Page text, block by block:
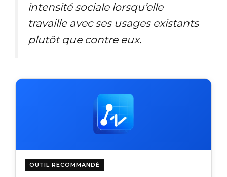
intensité sociale lorsqu’elle
travaille avec ses usages existants
plutôt que contre eux.
OUTIL RECOMMANDÉ